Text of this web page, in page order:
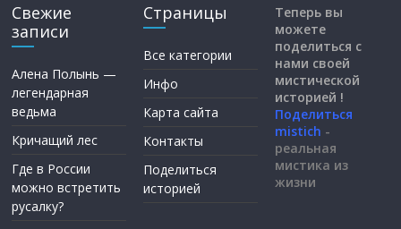
Свежие
записи
Алена Полынь —
легендарная
ведьма
Кричащий лес
Где в России
можно встретить
русалку?
Страницы
Все категории
Инфо
Карта сайта
Контакты
Поделиться
историей
Теперь вы
можете
поделиться с
нами своей
мистической
историей !
Поделиться
mistich -
реальная
мистика из
жизни